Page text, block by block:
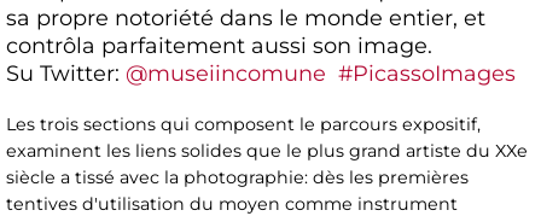
sa propre notoriété dans le monde entier, et
contrôla parfaitement aussi son image.
Su Twitter: @museiincomune #PicassoImages
Les trois sections qui composent le parcours expositif,
examinent les liens solides que le plus grand artiste du XXe
siècle a tissé avec la photographie: dès les premières
tentives d'utilisation du moyen comme instrument